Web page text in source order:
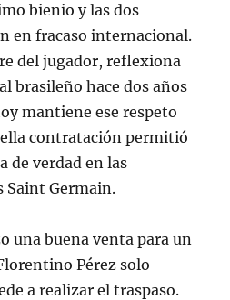
bienio y las dos
en fracaso internacional.
del jugador, reflexiona
brasileño hace dos años
mantiene ese respeto
contratación permitió
de verdad en las
Saint Germain.
una buena venta para un
Pérez solo
a realizar el traspaso.